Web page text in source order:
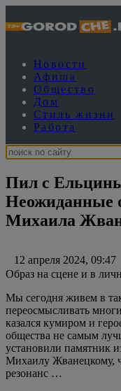
Новости
Афиша
Общество
Дом
Стиль жизни
Работа
Пил с
Неожиданные
Михаила
12 апреля 2024, 09:47
Образ на сцене и в
Мы сегодня живем в
переосмысливать
казался кумиром и
общества не самым
установили памятник
Михаилу Жванецкому,
резонанс …